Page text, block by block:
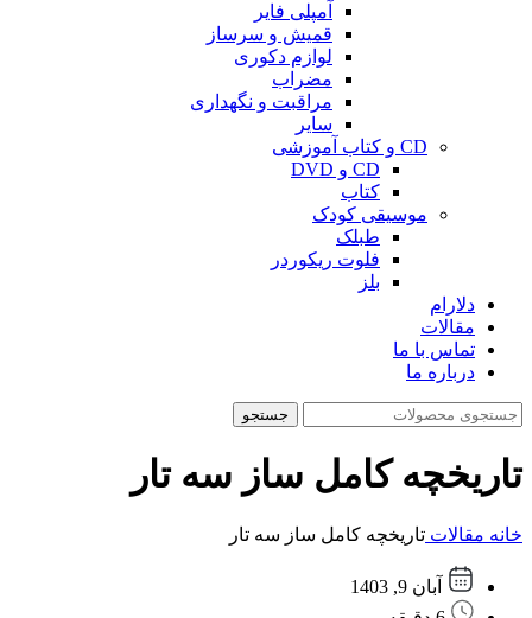
آمپلی فایر
قمیش و سرساز
لوازم دکوری
مضراب
مراقبت و نگهداری
سایر
CD و کتاب آموزشی
CD و DVD
کتاب
موسیقی کودک
طبلک
فلوت ریکوردر
بلز
دلارام
مقالات
تماس با ما
درباره ما
جستجو
تاریخچه کامل ساز سه تار
خانه مقالات تاریخچه کامل ساز سه تار
آبان 9, 1403